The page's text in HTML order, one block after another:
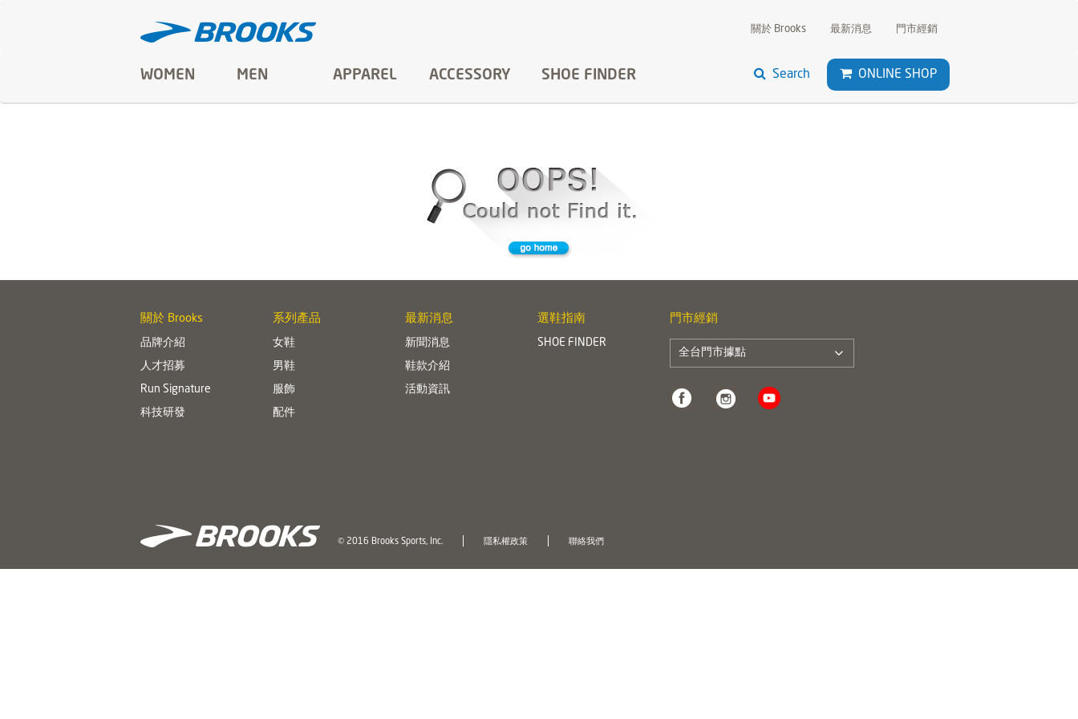
關於 Brooks 最新消息 門市經銷
WOMEN MEN APPAREL ACCESSORY SHOE FINDER Search ONLINE SHOP
關於 Brooks
品牌介紹
人才招募
Run Signature
科技研發
系列產品
女鞋
男鞋
服飾
配件
最新消息
新聞消息
鞋款介紹
活動資訊
選鞋指南
SHOE FINDER
門市經銷
全台門市據點
© 2016 Brooks Sports, Inc. 隱私權政策 聯絡我們